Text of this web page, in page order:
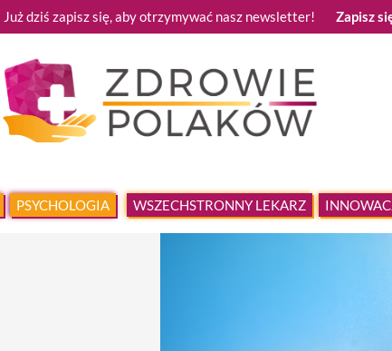
Już dziś zapisz się, aby otrzymywać nasz newsletter! Zapisz
PSYCHOLOGIA WSZECHSTRONNY LEKARZ